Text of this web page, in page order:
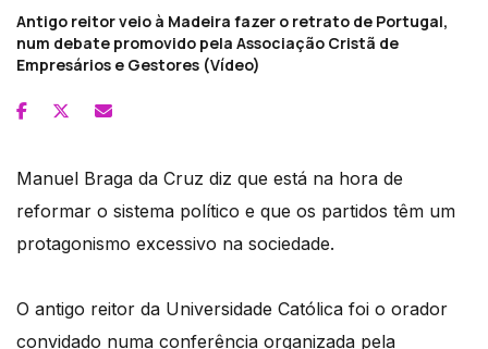
Antigo reitor veio à Madeira fazer o retrato de Portugal,
num debate promovido pela Associação Cristã de
Empresários e Gestores (Vídeo)
Manuel Braga da Cruz diz que está na hora de
reformar o sistema político e que os partidos têm um
protagonismo excessivo na sociedade.
O antigo reitor da Universidade Católica foi o orador
convidado numa conferência organizada pela